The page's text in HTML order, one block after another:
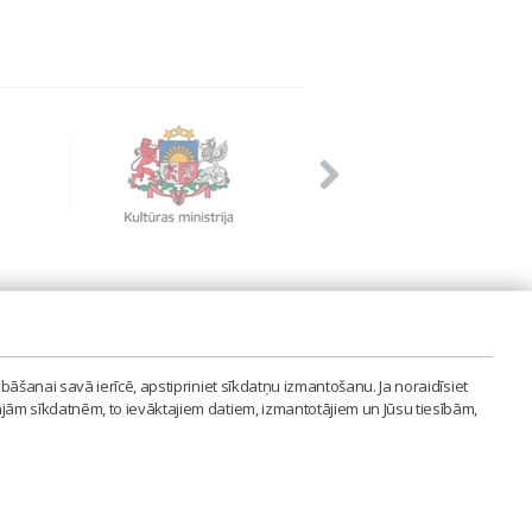
savā ierīcē, apstipriniet sīkdatņu izmantošanu. Ja noraidīsiet
sīkdatnēm, to ievāktajiem datiem, izmantotājiem un Jūsu tiesībām,